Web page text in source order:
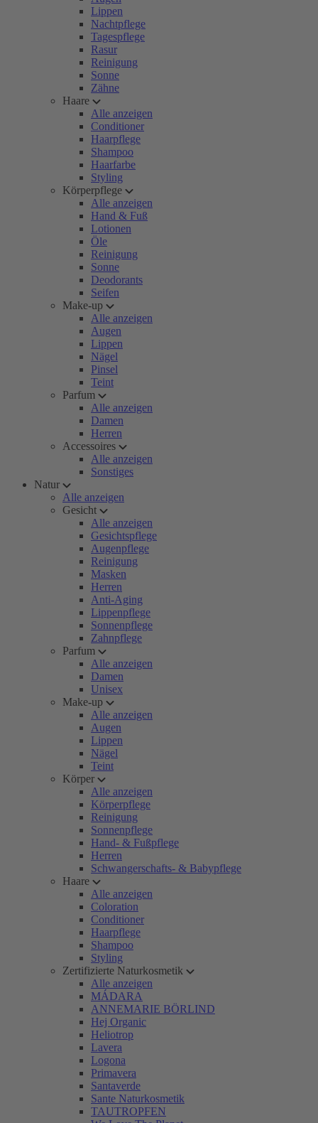
Lippen
Nachtpflege
Tagespflege
Rasur
Reinigung
Sonne
Zähne
Haare
Alle anzeigen
Conditioner
Haarpflege
Shampoo
Haarfarbe
Styling
Körperpflege
Alle anzeigen
Hand & Fuß
Lotionen
Öle
Reinigung
Sonne
Deodorants
Seifen
Make-up
Alle anzeigen
Augen
Lippen
Nägel
Pinsel
Teint
Parfum
Alle anzeigen
Damen
Herren
Accessoires
Alle anzeigen
Sonstiges
Natur
Alle anzeigen
Gesicht
Alle anzeigen
Gesichtspflege
Augenpflege
Reinigung
Masken
Herren
Anti-Aging
Lippenpflege
Sonnenpflege
Zahnpflege
Parfum
Alle anzeigen
Damen
Unisex
Make-up
Alle anzeigen
Augen
Lippen
Nägel
Teint
Körper
Alle anzeigen
Körperpflege
Reinigung
Sonnenpflege
Hand- & Fußpflege
Herren
Schwangerschafts- & Babypflege
Haare
Alle anzeigen
Coloration
Conditioner
Haarpflege
Shampoo
Styling
Zertifizierte Naturkosmetik
Alle anzeigen
MÁDARA
ANNEMARIE BÖRLIND
Hej Organic
Heliotrop
Lavera
Logona
Primavera
Santaverde
Sante Naturkosmetik
TAUTROPFEN